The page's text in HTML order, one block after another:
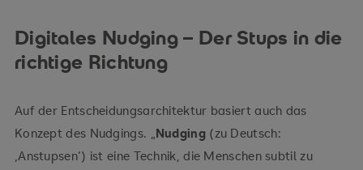
Digitales Nudging – Der Stups in die
richtige Richtung
Auf der Entscheidungs­architektur basiert auch das
Konzept des Nudgings. „ Nudging (zu Deutsch:
‚Anstupsen‘) ist eine Technik, die Menschen subtil zu